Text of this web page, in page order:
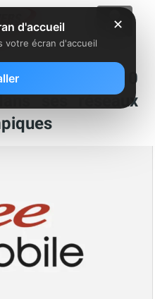
plus de 10
ses réseaux
✕
d'accueil
votre écran d'accueil